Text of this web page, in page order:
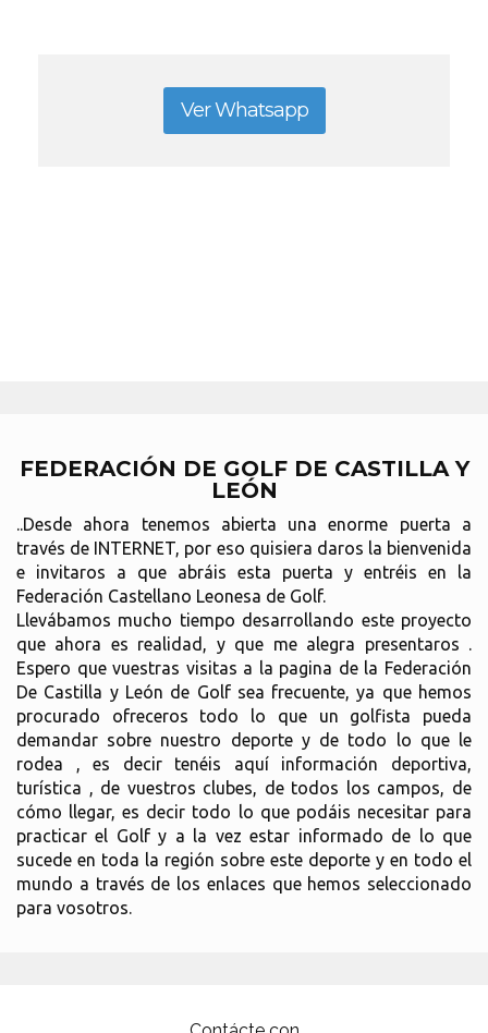
Ver Whatsapp
FEDERACIÓN DE GOLF DE CASTILLA Y
LEÓN
..Desde ahora tenemos abierta una enorme puerta a
través de INTERNET, por eso quisiera daros la bienvenida
e invitaros a que abráis esta puerta y entréis en la
Federación Castellano Leonesa de Golf.
Llevábamos mucho tiempo desarrollando este proyecto
que ahora es realidad, y que me alegra presentaros .
Espero que vuestras visitas a la pagina de la Federación
De Castilla y León de Golf sea frecuente, ya que hemos
procurado ofreceros todo lo que un golfista pueda
demandar sobre nuestro deporte y de todo lo que le
rodea , es decir tenéis aquí información deportiva,
turística , de vuestros clubes, de todos los campos, de
cómo llegar, es decir todo lo que podáis necesitar para
practicar el Golf y a la vez estar informado de lo que
sucede en toda la región sobre este deporte y en todo el
mundo a través de los enlaces que hemos seleccionado
para vosotros.